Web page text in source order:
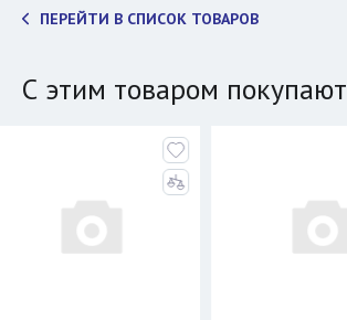
ПЕРЕЙТИ В СПИСОК ТОВАРОВ
С этим товаром покупают